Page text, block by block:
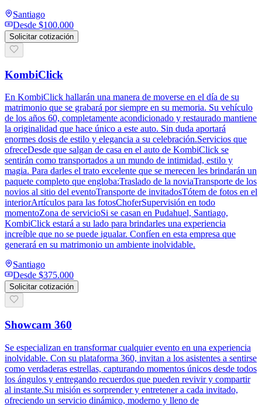
Santiago
Desde $100.000
Solicitar cotización
KombiClick
En KombiClick hallarán una manera de moverse en el día de su
matrimonio que se grabará por siempre en su memoria. Su vehículo
de los años 60, completamente acondicionado y restaurado mantiene
la originalidad que hace único a este auto. Sin duda aportará
enormes dosis de estilo y elegancia a su celebración.Servicios que
ofreceDesde que salgan de casa en el auto de KombiClick se
sentirán como transportados a un mundo de intimidad, estilo y
magia. Para darles el trato excelente que se merecen les brindarán un
paquete completo que engloba:Traslado de la noviaTransporte de los
novios al sitio del eventoTransporte de invitadosTótem de fotos en el
interiorArtículos para las fotosChoferSupervisión en todo
momentoZona de servicioSi se casan en Pudahuel, Santiago,
KombiClick estará a su lado para brindarles una experiencia
increíble que no se puede igualar. Confíen en esta empresa que
generará en su matrimonio un ambiente inolvidable.
Santiago
Desde $375.000
Solicitar cotización
Showcam 360
Se especializan en transformar cualquier evento en una experiencia
inolvidable. Con su plataforma 360, invitan a los asistentes a sentirse
como verdaderas estrellas, capturando momentos únicos desde todos
los ángulos y entregando recuerdos que pueden revivir y compartir
al instante.Su misión es sorprender y entretener a cada invitado,
ofreciendo un servicio dinámico, moderno y lleno de